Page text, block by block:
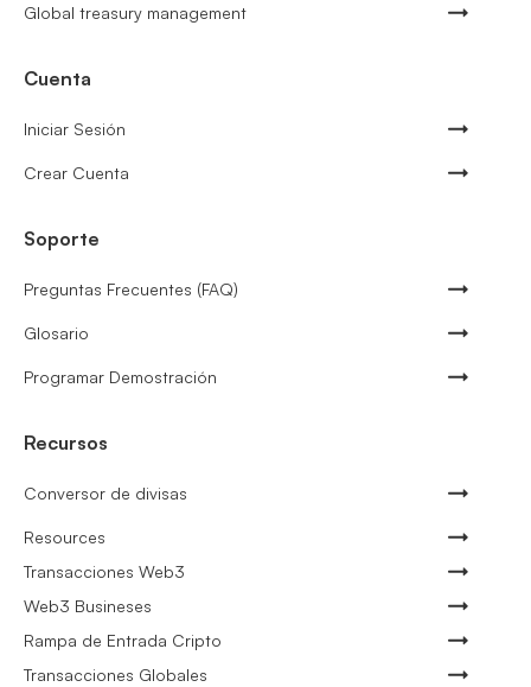
Global treasury management
Cuenta
Iniciar Sesión
Crear Cuenta
Soporte
Preguntas Frecuentes (FAQ)
Glosario
Programar Demostración
Recursos
Conversor de divisas
Resources
Transacciones Web3
Web3 Busineses
Rampa de Entrada Cripto
Transacciones Globales